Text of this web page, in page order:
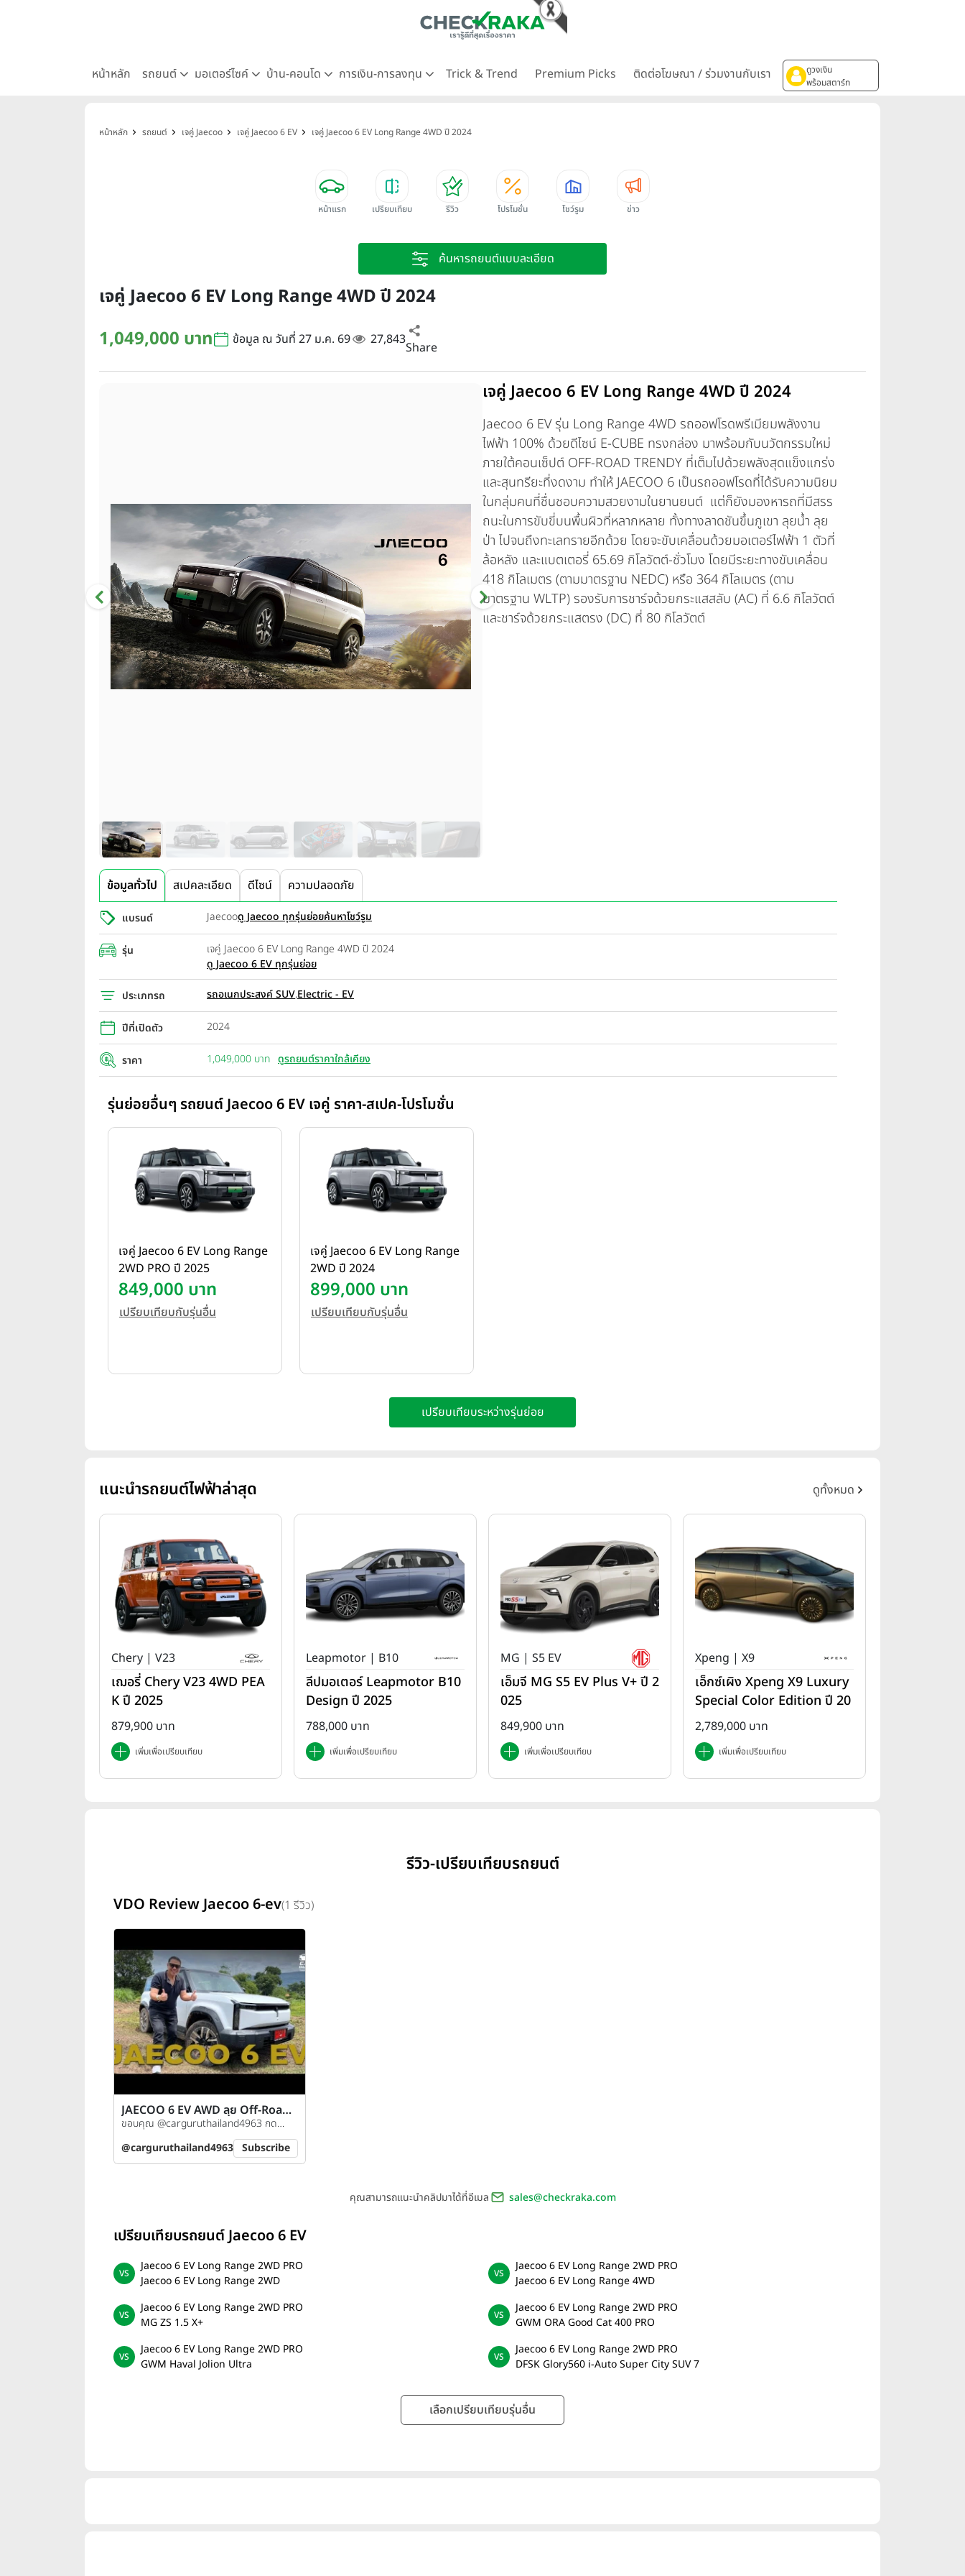
หน้าหลัก รถยนต์ มอเตอร์ไซค์ บ้าน-คอนโด การเงิน-การลงทุน Trick & Trend Premium Picks ติดต่อโฆษณา / ร่วมงานกับเรา
ดูวงเงิน
พร้อมสตาร์ท
หน้าหลัก รถยนต์ เจคู่ Jaecoo เจคู่ Jaecoo 6 EV เจคู่ Jaecoo 6 EV Long Range 4WD ปี 2024
หน้าแรก เปรียบเทียบ รีวิว โปรโมชั่น โชว์รูม ข่าว
ค้นหารถยนต์แบบละเอียด
เจคู่ Jaecoo 6 EV Long Range 4WD ปี 2024
1,049,000 บาท
ข้อมูล ณ วันที่ 27 ม.ค. 69 27,843Share
เจคู่ Jaecoo 6 EV Long Range 4WD ปี 2024
Jaecoo 6 EV รุ่น Long Range 4WD รถออฟโรดพรีเมียมพลังงาน
ไฟฟ้า 100% ด้วยดีไซน์ E-CUBE ทรงกล่อง มาพร้อมกับนวัตกรรมใหม่
ภายใต้คอนเซ็ปต์ OFF-ROAD TRENDY ที่เต็มไปด้วยพลังสุดแข็งแกร่ง
และสุนทรียะที่งดงาม ทำให้ JAECOO 6 เป็นรถออฟโรดที่ได้รับความนิยม
ในกลุ่มคนที่ชื่นชอบความสวยงามในยานยนต์ แต่ก็ยังมองหารถที่มีสรร
ถนะในการขับขี่บนพื้นผิวที่หลากหลาย ทั้งทางลาดชันขึ้นภูเขา ลุยน้ำ ลุย
ป่า ไปจนถึงทะเลทรายอีกด้วย โดยจะขับเคลื่อนด้วยมอเตอร์ไฟฟ้า 1 ตัวที่
ล้อหลัง และแบตเตอรี่ 65.69 กิโลวัตต์-ชั่วโมง โดยมีระยะทางขับเคลื่อน
418 กิโลเมตร (ตามมาตรฐาน NEDC) หรือ 364 กิโลเมตร (ตาม
มาตรฐาน WLTP) รองรับการชาร์จด้วยกระแสสลับ (AC) ที่ 6.6 กิโลวัตต์
และชาร์จด้วยกระแสตรง (DC) ที่ 80 กิโลวัตต์
ข้อมูลทั่วไป สเปคละเอียด ดีไซน์ ความปลอดภัย
แบรนด์ Jaecooดู Jaecoo ทุกรุ่นย่อยค้นหาโชว์รูม
รุ่น
เจคู่ Jaecoo 6 EV Long Range 4WD ปี 2024
ดู Jaecoo 6 EV ทุกรุ่นย่อย
ประเภทรถ รถอเนกประสงค์ SUV,Electric - EV
ปีที่เปิดตัว 2024
ราคา 1,049,000 บาท ดูรถยนต์ราคาใกล้เคียง
รุ่นย่อยอื่นๆ รถยนต์ Jaecoo 6 EV เจคู่ ราคา-สเปค-โปรโมชั่น
เจคู่ Jaecoo 6 EV Long Range
2WD PRO ปี 2025
849,000 บาท
เปรียบเทียบกับรุ่นอื่น
เจคู่ Jaecoo 6 EV Long Range
2WD ปี 2024
899,000 บาท
เปรียบเทียบกับรุ่นอื่น
เปรียบเทียบระหว่างรุ่นย่อย
แนะนำรถยนต์ไฟฟ้าล่าสุด ดูทั้งหมด
Chery | V23
เฌอรี่ Chery V23 4WD PEA
K ปี 2025
879,900 บาท
เพิ่มเพื่อเปรียบเทียบ
Leapmotor | B10
ลีปมอเตอร์ Leapmotor B10
Design ปี 2025
788,000 บาท
เพิ่มเพื่อเปรียบเทียบ
MG | S5 EV
เอ็มจี MG S5 EV Plus V+ ปี 2
025
849,900 บาท
เพิ่มเพื่อเปรียบเทียบ
Xpeng | X9
เอ็กซ์เผิง Xpeng X9 Luxury
Special Color Edition ปี 20
25
2,789,000 บาท
เพิ่มเพื่อเปรียบเทียบ
รีวิว-เปรียบเทียบรถยนต์
VDO Review Jaecoo 6-ev(1 รีวิว)
JAECOO 6 EV AWD ลุย Off-Road
สบายสไตล์ไฟฟ้าล้วน 1.249 ลบ.
ขอบคุณ @carguruthailand4963 กด
@carguruthailand4963 Subscribe
คุณสามารถแนะนำคลิปมาได้ที่อีเมล sales@checkraka.com
เปรียบเทียบรถยนต์ Jaecoo 6 EV
Jaecoo 6 EV Long Range 2WD PRO
Jaecoo 6 EV Long Range 2WD
Jaecoo 6 EV Long Range 2WD PRO
Jaecoo 6 EV Long Range 4WD
Jaecoo 6 EV Long Range 2WD PRO
MG ZS 1.5 X+
Jaecoo 6 EV Long Range 2WD PRO
GWM ORA Good Cat 400 PRO
Jaecoo 6 EV Long Range 2WD PRO
GWM Haval Jolion Ultra
Jaecoo 6 EV Long Range 2WD PRO
DFSK Glory560 i-Auto Super City SUV 7
เลือกเปรียบเทียบรุ่นอื่น